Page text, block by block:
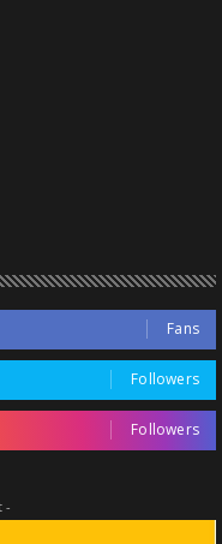
Fans
Followers
Followers
-